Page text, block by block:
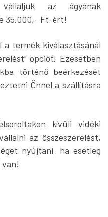
az ágyának
35.000,- Ft-ért!
a termék kiválasztásánál
opciót! Ezesetben
történő beérkezését
Önnel a szállításra
kívüli vidéki
az összeszerelést,
nyújtani, ha esetleg
van!